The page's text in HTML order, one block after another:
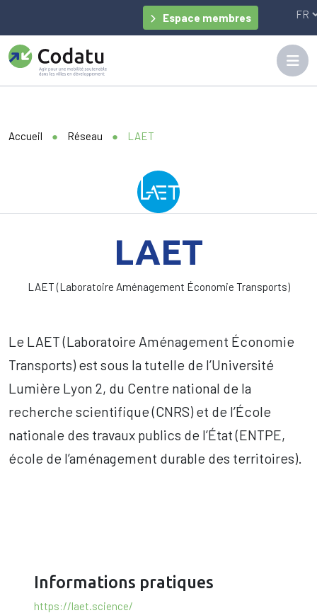
Espace membres
Accueil ● Réseau ● LAET
LAET
LAET (Laboratoire Aménagement Économie Transports)
Le LAET (Laboratoire Aménagement Économie
Transports) est sous la tutelle de l’Université
Lumière Lyon 2, du Centre national de la
recherche scientifique (CNRS) et de l’École
nationale des travaux publics de l’État (ENTPE,
école de l’aménagement durable des territoires).
Informations pratiques
https://laet.science/
Panneau de gestion des cookies